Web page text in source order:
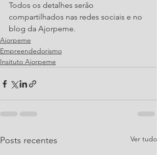
Todos os detalhes serão
compartilhados nas redes sociais e no
blog da Ajorpeme.
Ajorpeme
Empreendedorismo
Insituto Ajorpeme
Posts recentes Ver tudo